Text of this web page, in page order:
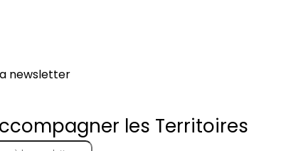
newsletter
les Territoires